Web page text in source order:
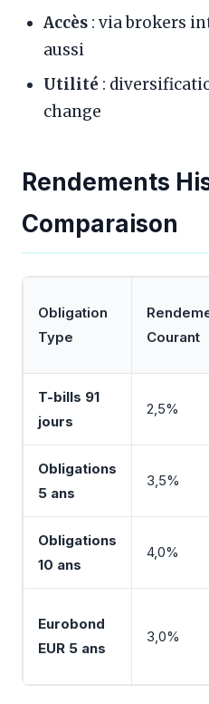
Accès : via brokers
aussi
Utilité :
change
Rendements
Comparaison
Obligation
Type
Courant
T-bills 91
jours
2,5%
Obligations
5 ans
3,5%
Obligations
10 ans
4,0%
Eurobond
EUR 5 ans
3,0%